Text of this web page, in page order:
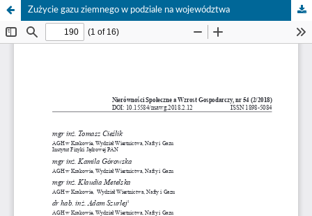
Zużycie gazu ziemnego w podziale na województwa